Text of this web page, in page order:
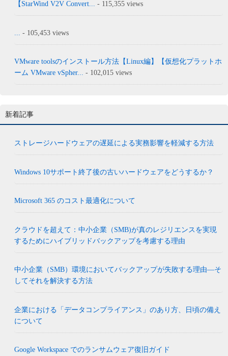
【StarWind V2V Convert...
- 115,355 views
- 105,453 views
VMware toolsのインストール方法【Linux編】【仮想化プラットホ
ーム VMware vSpher... - 102,015 views
新着記事
ストレージハードウェアの遅延による実務影響を軽減する方法
Windows 10サポート終了後の古いハードウェアをどうするか？
Microsoft 365 のコスト最適化について
クラウドを超えて：中小企業（SMB)が真のレジリエンスを実現
するためにハイブリッドバックアップを考慮する理由
中小企業（SMB）環境においてバックアップが失敗する理由―そ
してそれを解決する方法
企業における「データコンプライアンス」のあり方、日頃の備え
について
Google Workspace でのランサムウェア復旧ガイド